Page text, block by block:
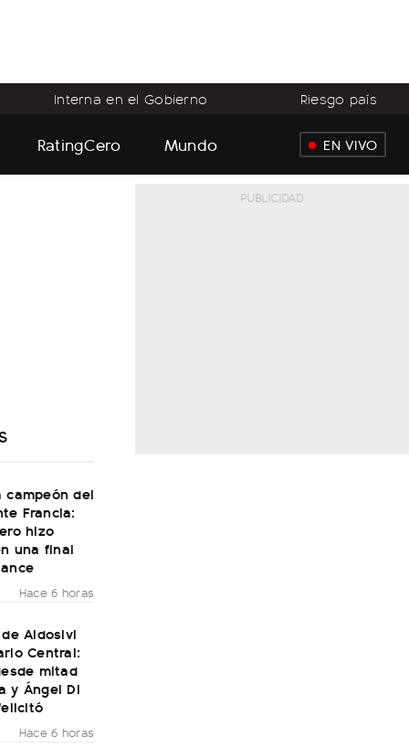
Interna en el Gobierno Riesgo país
RatingCero Mundo EN VIVO
campeón del
Francia:
hizo
una final
Hace 6 horas
Aldosivi
Central:
mitad
y Ángel Di
Hace 6 horas